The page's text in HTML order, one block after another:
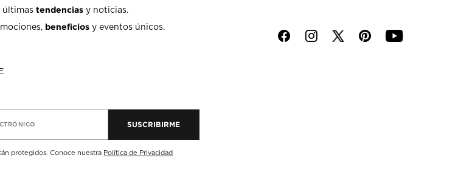
últimastendencias y noticias.
beneficios y eventos únicos.
SUSCRIBIRME
protegidos. Conoce nuestra Política de Privacidad
f i p y